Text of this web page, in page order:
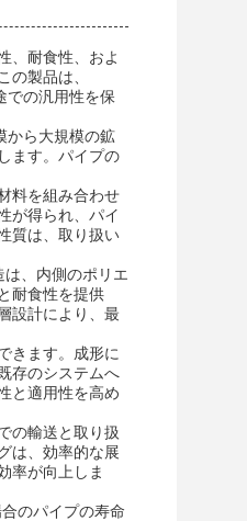
、耐食性、およ
製品は、
での汎用性を保
から大規模の鉱
ます。パイプの
料を組み合わせ
が得られ、パイ
質は、取り扱い
、内側のポリエ
耐食性を提供
設計により、最
きます。成形に
存のシステムへ
と適用性を高め
の輸送と取り扱
は、効率的な展
率が向上しま
のパイプの寿命